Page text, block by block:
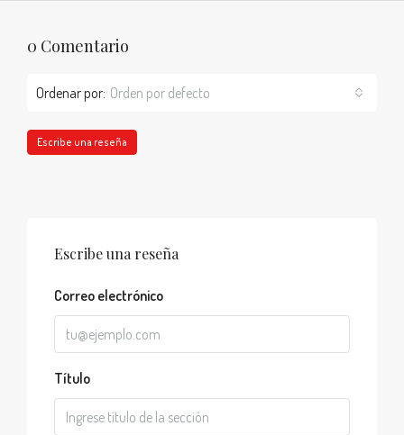
0 Comentario
Ordenar por: Orden por defecto
Escribe una reseña
Escribe una reseña
Correo electrónico
Título